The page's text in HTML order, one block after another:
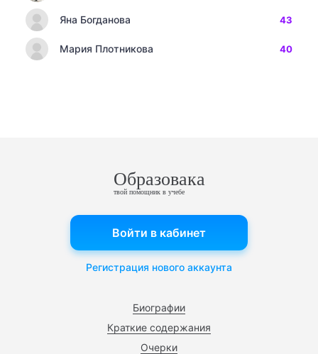
Яна Богданова 43
Мария Плотникова 40
Образовака
твой помощник в учебе
Биографии
Краткие содержания
Очерки
Войти в кабинет
Регистрация нового аккаунта